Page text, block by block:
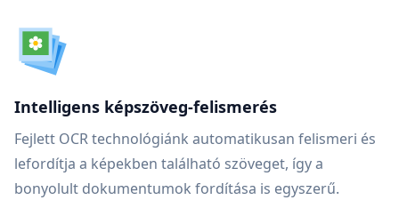
Intelligens képszöveg-felismerés
Fejlett OCR technológiánk automatikusan felismeri és
lefordítja a képekben található szöveget, így a
bonyolult dokumentumok fordítása is egyszerű.